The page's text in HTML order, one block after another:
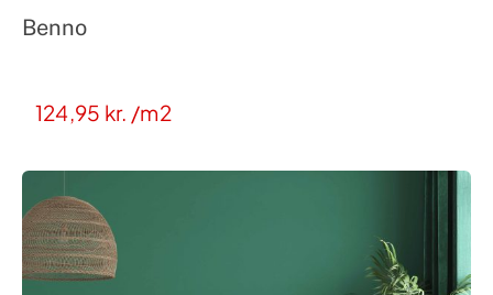
Benno
124,95 kr. /m2